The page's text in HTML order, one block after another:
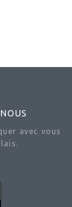
avec vous